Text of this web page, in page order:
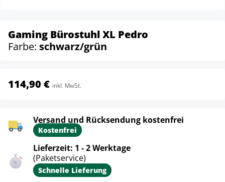
Gaming Bürostuhl XL Pedro
Farbe: schwarz/grün
114,90 € inkl. MwSt.
Versand und Rücksendung kostenfrei
Kostenfrei
Lieferzeit: 1 - 2 Werktage
(Paketservice)
Schnelle Lieferung